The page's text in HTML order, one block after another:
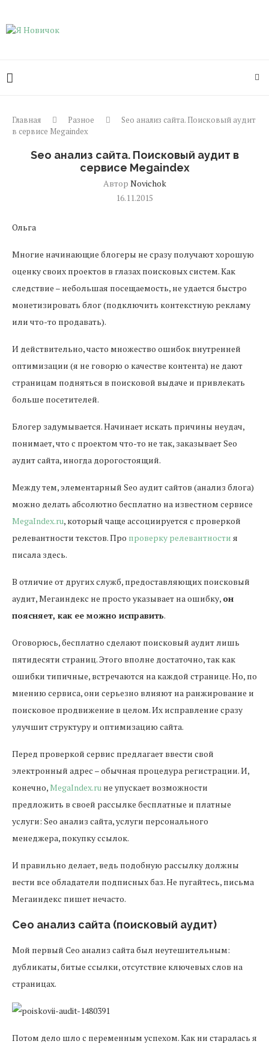
Главная Разное
Seo анализ сайта. Поисковый аудит
в сервисе Megaindex
Seo анализ сайта. Поисковый аудит в
сервисе Megaindex
Автор Novichok
16.11.2015
Ольга
Многие начинающие блогеры не сразу получают хорошую
оценку своих проектов в глазах поисковых систем. Как
следствие – небольшая посещаемость, не удается быстро
монетизировать блог (подключить контекстную рекламу
или что-то продавать).
И действительно, часто множество ошибок внутренней
оптимизации (я не говорю о качестве контента) не дают
страницам подняться в поисковой выдаче и привлекать
больше посетителей.
Блогер задумывается. Начинает искать причины неудач,
понимает, что с проектом что-то не так, заказывает Seo
аудит сайта, иногда дорогостоящий.
Между тем, элементарный Seo аудит сайтов (анализ блога)
можно делать абсолютно бесплатно на известном сервисе
MegaIndex.ru, который чаще ассоциируется с проверкой
релевантности текстов. Про проверку релевантности я
писала здесь.
В отличие от других служб, предоставляющих поисковый
аудит, Мегаиндекс не просто указывает на ошибку, он
поясняет, как ее можно исправить.
Оговорюсь, бесплатно сделают поисковый аудит лишь
пятидесяти страниц. Этого вполне достаточно, так как
ошибки типичные, встречаются на каждой странице. Но, по
мнению сервиса, они серьезно влияют на ранжирование и
поисковое продвижение в целом. Их исправление сразу
улучшит структуру и оптимизацию сайта.
Перед проверкой сервис предлагает ввести свой
электронный адрес – обычная процедура регистрации. И,
конечно,MegaIndex.ru не упускает возможности
предложить в своей рассылке бесплатные и платные
услуги: Seo анализ сайта, услуги персонального
менеджера, покупку ссылок.
И правильно делает, ведь подобную рассылку должны
вести все обладатели подписных баз. Не пугайтесь, письма
Мегаиндекс пишет нечасто.
Сео анализ сайта (поисковый аудит)
Мой первый Сео анализ сайта был неутешительным:
дубликаты, битые ссылки, отсутствие ключевых слов на
страницах.
Потом дело шло с переменным успехом. Как ни старалась я